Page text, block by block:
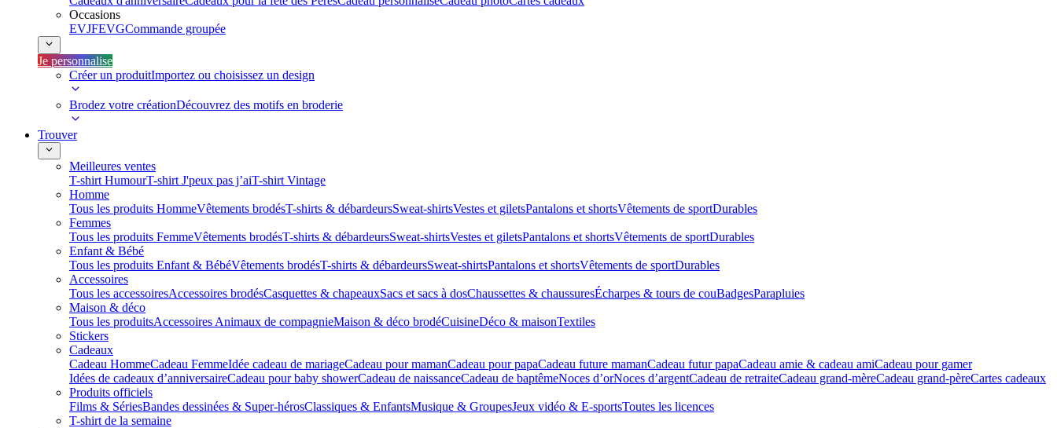
Occasions
EVJFEVGCommande groupée
Je personnalise
Créer un produitImportez ou choisissez un design
Brodez votre créationDécouvrez des motifs en broderie
Trouver
Meilleures ventes
T-shirt HumourT-shirt J'peux pas j’aiT-shirt Vintage
Homme
Tous les produits HommeVêtements brodésT-shirts & débardeursSweat-shirtsVestes et giletsPantalons et shortsVêtements de sportDurables
Femmes
Tous les produits FemmeVêtements brodésT-shirts & débardeursSweat-shirtsVestes et giletsPantalons et shortsVêtements de sportDurables
Enfant & Bébé
Tous les produits Enfant & BébéVêtements brodésT-shirts & débardeursSweat-shirtsPantalons et shortsVêtements de sportDurables
Accessoires
Tous les accessoiresAccessoires brodésCasquettes & chapeauxSacs et sacs à dosChaussettes & chaussuresÉcharpes & tours de couBadgesParapluies
Maison & déco
Tous les produitsAccessoires Animaux de compagnieMaison & déco brodéCuisineDéco & maisonTextiles
Stickers
Cadeaux
Cadeau HommeCadeau FemmeIdée cadeau de mariage​Cadeau pour mamanCadeau pour papaCadeau future mamanCadeau futur papaCadeau amie & cadeau amiCadeau pour gamer
Idées de cadeaux d’anniversaireCadeau pour baby showerCadeau de naissanceCadeau de baptêmeNoces d’orNoces d’argentCadeau de retraiteCadeau grand-mèreCadeau grand-pèreCartes cadeaux
Produits officiels
Films & SériesBandes dessinées & Super-hérosClassiques & EnfantsMusique & GroupesJeux vidéo & E-sportsToutes les licences
T-shirt de la semaine